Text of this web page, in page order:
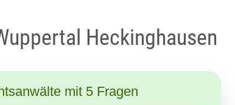
Heckinghausen
mit 5 Fragen